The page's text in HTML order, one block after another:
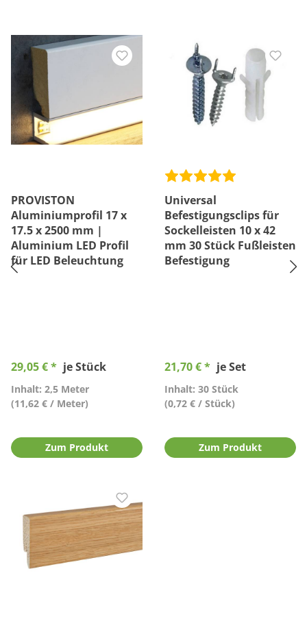
PROVISTON
Aluminiumprofil 17 x
17.5 x 2500 mm |
Aluminium LED Profil
für LED Beleuchtung
29,05 € * je Stück
Inhalt: 2,5 Meter
(11,62 € / Meter)
Zum Produkt
Universal
Befestigungsclips für
Sockelleisten 10 x 42
mm 30 Stück Fußleisten
Befestigung
21,70 € * je Set
Inhalt: 30 Stück
(0,72 € / Stück)
Zum Produkt